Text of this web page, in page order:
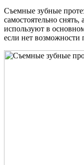
Съемные зубные
самостоятельно
используют в
если нет